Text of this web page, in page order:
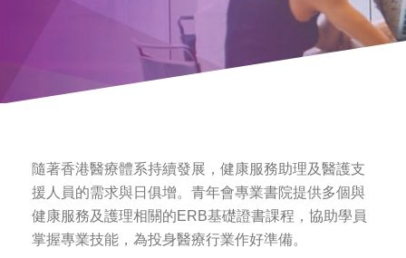
隨著香港醫療體系持續發展，健康服務助理及醫護支
援人員的需求與日俱增。青年會專業書院提供多個與
健康服務及護理相關的ERB基礎證書課程，協助學員
掌握專業技能，為投身醫療行業作好準備。